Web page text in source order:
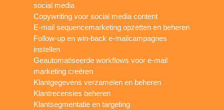
social media
Copywriting voor social media content
E-mail sequencemarketing opzetten en beheren
Follow-up en win-back e-mailcampagnes
instellen
Geautomatiseerde workflows voor e-mail
marketing creëren
Klantgegevens verzamelen en beheren
Klantrecensies beheren
Klantsegmentatie en targeting